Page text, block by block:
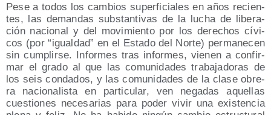
Pese a todos los cam­bios super­fi­cia­les en años recien­
tes, las deman­das subs­tan­ti­vas de la lucha de libe­ra­
ción nacio­nal y del movi­mien­to por los dere­chos cívi­
cos (por “igual­dad” en el Esta­do del Nor­te) per­ma­ne­cen
sin cum­plir­se. Infor­mes tras infor­mes, vie­nen a con­fir­
mar el gra­do al que las comu­ni­da­des tra­ba­ja­do­ras de
los seis con­da­dos, y las comu­ni­da­des de la cla­se obre­
ra nacio­na­lis­ta en par­ti­cu­lar, ven nega­das aque­llas
cues­tio­nes nece­sa­rias para poder vivir una exis­ten­cia